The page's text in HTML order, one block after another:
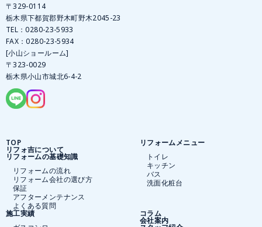
〒329-0114
栃木県下都賀郡野木町野木2045-23
TEL：0280-23-5933
FAX：0280-23-5934
[小山ショールーム]
〒323-0029
栃木県小山市城北6-4-2
TOP
リフォ吉について
リフォームの基礎知識
リフォームの流れ
リフォーム会社の選び方
保証
アフターメンテナンス
よくある質問
リフォームメニュー
トイレ
キッチン
バス
洗面化粧台
施工実績
コラム
会社案内